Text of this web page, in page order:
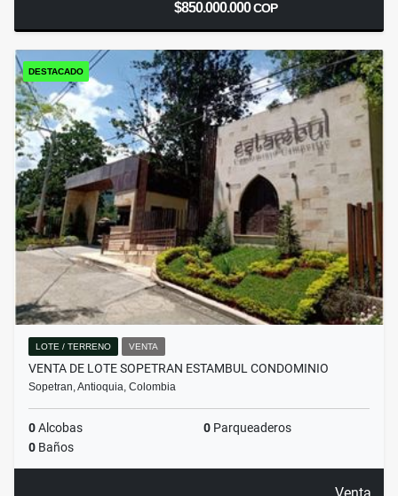
$850.000.000COP
DESTACADO
LOTE / TERRENO VENTA
VENTA DE LOTE SOPETRAN ESTAMBUL CONDOMINIO
Sopetran, Antioquia, Colombia
0Alcobas 0 Parqueaderos
0 Baños